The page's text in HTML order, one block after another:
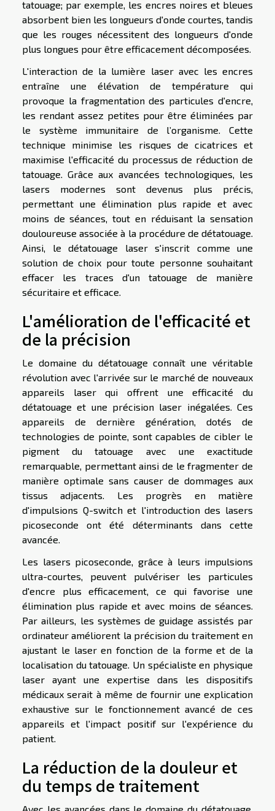
tatouage; par exemple, les encres noires et bleues
absorbent bien les longueurs d'onde courtes, tandis
que les rouges nécessitent des longueurs d'onde
plus longues pour être efficacement décomposées.
L'interaction de la lumière laser avec les encres
entraîne une élévation de température qui
provoque la fragmentation des particules d'encre,
les rendant assez petites pour être éliminées par
le système immunitaire de l’organisme. Cette
technique minimise les risques de cicatrices et
maximise l'efficacité du processus de réduction de
tatouage. Grâce aux avancées technologiques, les
lasers modernes sont devenus plus précis,
permettant une élimination plus rapide et avec
moins de séances, tout en réduisant la sensation
douloureuse associée à la procédure de détatouage.
Ainsi, le détatouage laser s'inscrit comme une
solution de choix pour toute personne souhaitant
effacer les traces d'un tatouage de manière
sécuritaire et efficace.
L'amélioration de l'efficacité et
de la précision
Le domaine du détatouage connaît une véritable
révolution avec l'arrivée sur le marché de nouveaux
appareils laser qui offrent une efficacité du
détatouage et une précision laser inégalées. Ces
appareils de dernière génération, dotés de
technologies de pointe, sont capables de cibler le
pigment du tatouage avec une exactitude
remarquable, permettant ainsi de le fragmenter de
manière optimale sans causer de dommages aux
tissus adjacents. Les progrès en matière
d'impulsions Q-switch et l'introduction des lasers
picoseconde ont été déterminants dans cette
avancée.
Les lasers picoseconde, grâce à leurs impulsions
ultra-courtes, peuvent pulvériser les particules
d'encre plus efficacement, ce qui favorise une
élimination plus rapide et avec moins de séances.
Par ailleurs, les systèmes de guidage assistés par
ordinateur améliorent la précision du traitement en
ajustant le laser en fonction de la forme et de la
localisation du tatouage. Un spécialiste en physique
laser ayant une expertise dans les dispositifs
médicaux serait à même de fournir une explication
exhaustive sur le fonctionnement avancé de ces
appareils et l'impact positif sur l'expérience du
patient.
La réduction de la douleur et
du temps de traitement